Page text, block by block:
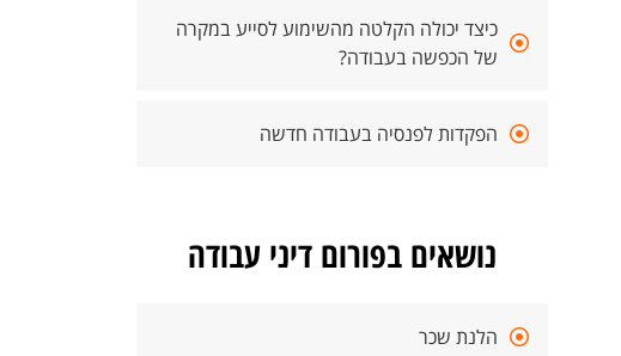
כיצד יכולה הקלטה מהשימוע לסייע במקרה
של הכפשה בעבודה?
הפקדות לפנסיה בעבודה חדשה
נושאים בפורום דיני עבודה
הלנת שכר